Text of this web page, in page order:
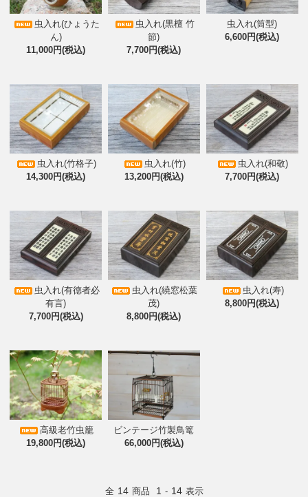
虫入れ(ひょうた
ん)
11,000円(税込)
虫入れ(黒檀 竹
節)
7,700円(税込)
虫入れ(筒型)
6,600円(税込)
虫入れ(竹格子)
14,300円(税込)
虫入れ(竹)
13,200円(税込)
虫入れ(和敬)
7,700円(税込)
虫入れ(有德者必
有言)
7,700円(税込)
虫入れ(繞窓松葉
茂)
8,800円(税込)
虫入れ(寿)
8,800円(税込)
高級老竹虫籠
19,800円(税込)
ビンテージ竹製鳥篭
66,000円(税込)
全 14 商品 1 - 14 表示